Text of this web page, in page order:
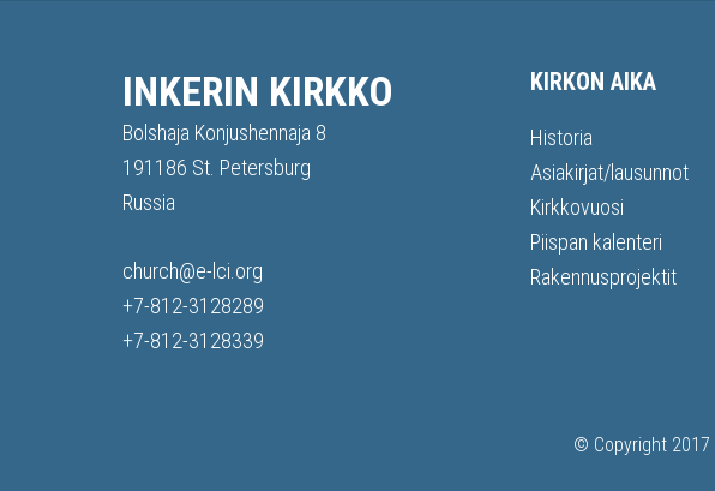
INKERIN KIRKKO
Bolshaja Konjushennaja 8
191186 St. Petersburg
Russia
church@e-lci.org
+7-812-3128289
+7-812-3128339
KIRKON AIKA
Historia
Asiakirjat/lausunnot
Kirkkovuosi
Piispan kalenteri
Rakennusprojektit
© Copyright 2017